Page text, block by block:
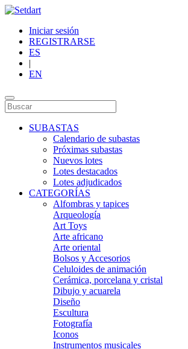
Iniciar sesión
REGISTRARSE
ES
|
EN
SUBASTAS
Calendario de subastas
Próximas subastas
Nuevos lotes
Lotes destacados
Lotes adjudicados
CATEGORÍAS
Alfombras y tapices
Arqueología
Art Toys
Arte africano
Arte oriental
Bolsos y Accesorios
Celuloides de animación
Cerámica, porcelana y cristal
Dibujo y acuarela
Diseño
Escultura
Fotografía
Iconos
Instrumentos musicales